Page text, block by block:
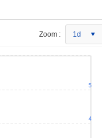
Zoom : 1d
4
5